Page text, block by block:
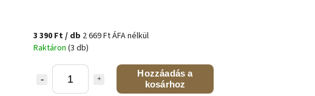
3 390 Ft/ db 2 669 Ft ÁFA nélkül
Raktáron (3 db)
Hozzáadás a
kosárhoz